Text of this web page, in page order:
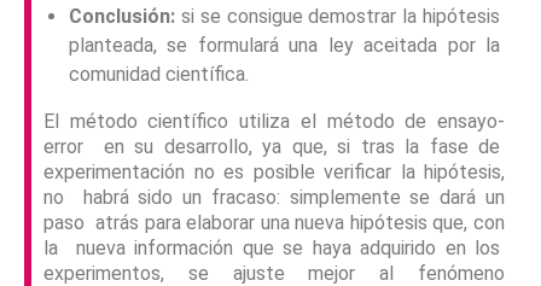
Conclusión: si se consigue demostrar la hipótesis
planteada, se formulará una ley aceitada por la
comunidad científica.
El método científico utiliza el método de ensayo-
error en su desarrollo, ya que, si tras la fase de
experimentación no es posible verificar la hipótesis,
no habrá sido un fracaso: simplemente se dará un
paso atrás para elaborar una nueva hipótesis que, con
la nueva información que se haya adquirido en los
experimentos, se ajuste mejor al fenómeno